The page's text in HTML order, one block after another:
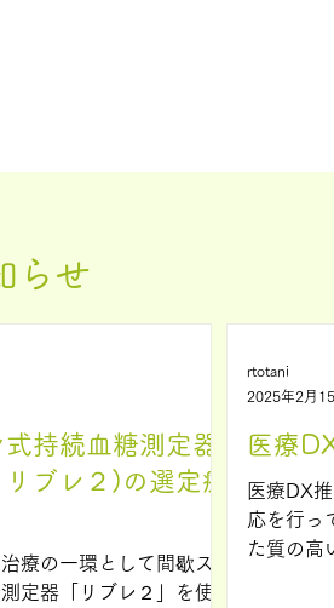
らせ
持続血糖測定器
ブレ２)の選定療
療の一環として間歇ス
定器「リブレ２」を使
医療
医療DX
応を行っております
た質の高
rtotani
2025年2月15